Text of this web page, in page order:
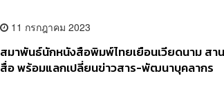
11 กรกฎาคม 2023
สมาพันธ์นักหนังสือพิมพ์ไทยเยือนเวียดนาม สา
สื่อ พร้อมแลกเปลี่ยนข่าวสาร-พัฒนาบุคลากร